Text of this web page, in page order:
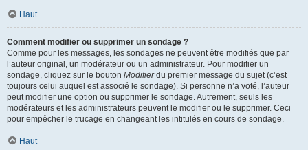
Haut
Comment modifier ou supprimer un sondage ?
Comme pour les messages, les sondages ne peuvent être modifiés que par
l’auteur original, un modérateur ou un administrateur. Pour modifier un
sondage, cliquez sur le bouton Modifierdu premier message du sujet (c’est
toujours celui auquel est associé le sondage). Si personne n’a voté, l’auteur
peut modifier une option ou supprimer le sondage. Autrement, seuls les
modérateurs et les administrateurs peuvent le modifier ou le supprimer. Ceci
pour empêcher le trucage en changeant les intitulés en cours de sondage.
Haut